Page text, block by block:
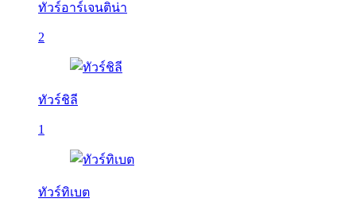
ทัวร์อาร์เจนติน่า
2
ทัวร์ชิลี
1
ทัวร์ทิเบต